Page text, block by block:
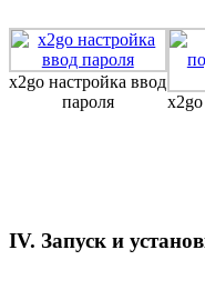
x2go настройка ввод
пароля
IV. Запуск и